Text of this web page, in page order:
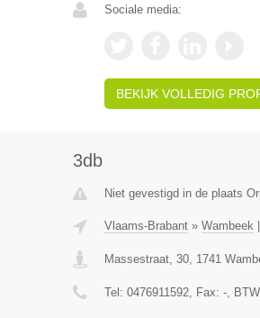
Sociale media:
BEKIJK VOLLEDIG
3db
Niet gevestigd in de plaats
Vlaams-Brabant» Wambeek|
Massestraat, 30, 1741
Tel: 0476911592, Fax: -,